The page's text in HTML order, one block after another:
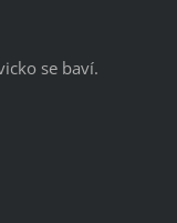
se baví.